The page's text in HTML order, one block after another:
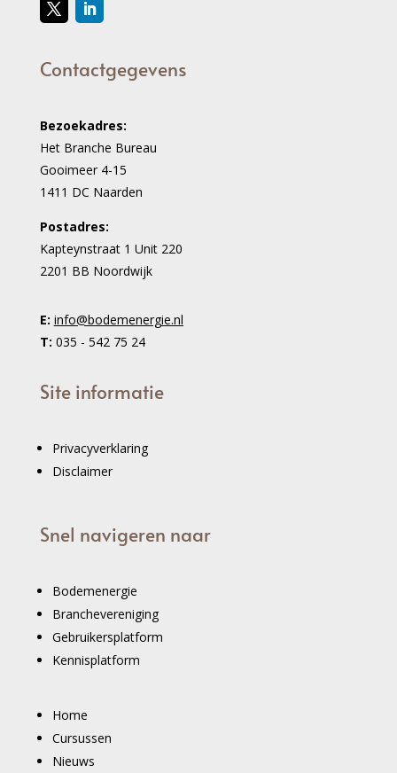
Contactgegevens
Bezoekadres:
Het Branche Bureau
Gooimeer 4-15
1411 DC Naarden
Postadres:
Kapteynstraat 1 Unit 220
2201 BB Noordwijk
E: info@bodemenergie.nl
T: 035 - 542 75 24
Site informatie
Privacyverklaring
Disclaimer
Snel navigeren naar
Bodemenergie
Branchevereniging
Gebruikersplatform
Kennisplatform
Home
Cursussen
Nieuws